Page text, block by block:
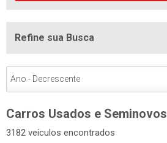
Refine sua Busca
Carros Usados e Seminovos
3182 veículos encontrados